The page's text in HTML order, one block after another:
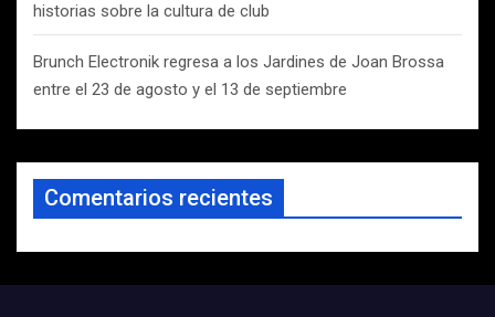
historias sobre la cultura de club
Brunch Electronik regresa a los Jardines de Joan Brossa
entre el 23 de agosto y el 13 de septiembre
Comentarios recientes